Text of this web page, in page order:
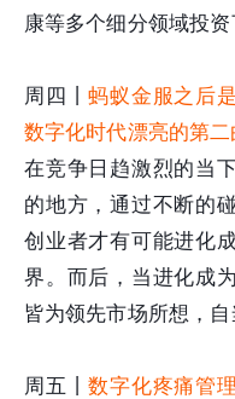
康等多个细分领域投资
周四丨蚂蚁金服之后
数字化时代漂亮的第二
在竞争日趋激烈的当
的地方，通过不断的
创业者才有可能进化
界。而后，当进化成
皆为领先市场所想，自
周五丨数字化疼痛管